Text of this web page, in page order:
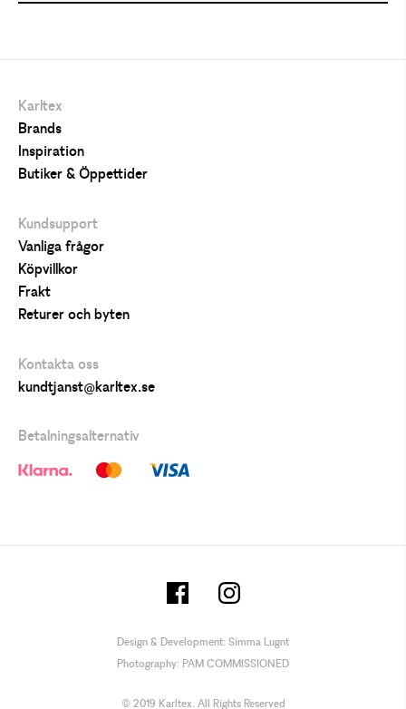
Karltex
Brands
Inspiration
Butiker & Öppettider
Kundsupport
Vanliga frågor
Köpvillkor
Frakt
Returer och byten
Kontakta oss
kundtjanst@karltex.se
Betalningsalternativ
Design & Development: Simma Lugnt
Photography: PAM COMMISSIONED
© 2019 Karltex. All Rights Reserved